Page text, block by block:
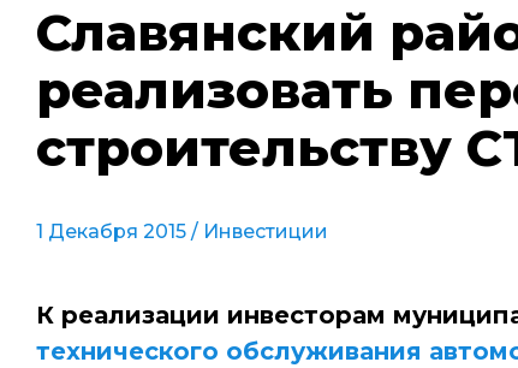
Славянский
реализовать
строительству
1 Декабря 2015 / Инвестиции
К реализации инвесторам
технического обслуживания